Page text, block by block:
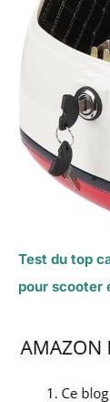
Test du top
pour scooter